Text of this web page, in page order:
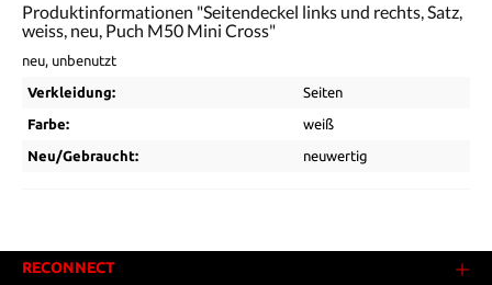
Produktinformationen "Seitendeckel links und rechts, Satz,
weiss, neu, Puch M50 Mini Cross"
neu, unbenutzt
Verkleidung: Seiten
Farbe: weiß
Neu/Gebraucht: neuwertig
RECONNECT